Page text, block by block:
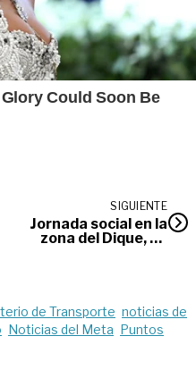
SIGUIENTE
Jornada social en la
zona del Dique, en
de Transporte noticias de
Noticias del Meta Puntos